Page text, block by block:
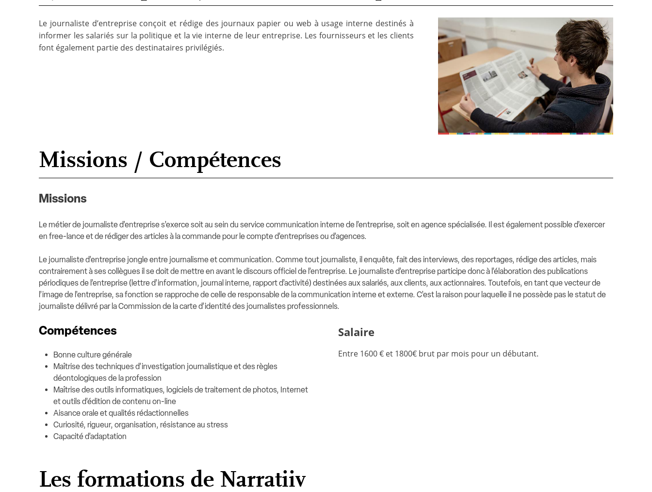
Le journaliste d’entreprise conçoit et rédige des journaux papier ou web à usage interne destinés à
informer les salariés sur la politique et la vie interne de leur entreprise. Les fournisseurs et les clients
font également partie des destinataires privilégiés.
Missions / Compétences
Missions
Le métier de journaliste d’entreprise s’exerce soit au sein du service communication interne de l’entreprise, soit en agence spécialisée. Il est également possible d’exercer
en free-lance et de rédiger des articles à la commande pour le compte d’entreprises ou d’agences.
Le journaliste d’entreprise jongle entre journalisme et communication. Comme tout journaliste, il enquête, fait des interviews, des reportages, rédige des articles, mais
contrairement à ses collègues il se doit de mettre en avant le discours officiel de l’entreprise. Le journaliste d’entreprise participe donc à l’élaboration des publications
périodiques de l’entreprise (lettre d’information, journal interne, rapport d’activité) destinées aux salariés, aux clients, aux actionnaires. Toutefois, en tant que vecteur de
l’image de l’entreprise, sa fonction se rapproche de celle de responsable de la communication interne et externe. C’est la raison pour laquelle il ne possède pas le statut de
journaliste délivré par la Commission de la carte d’identité des journalistes professionnels.
Compétences
Bonne culture générale
Maîtrise des techniques d’investigation journalistique et des règles
déontologiques de la profession
Maîtrise des outils informatiques, logiciels de traitement de photos, Internet
et outils d’édition de contenu on-line
Aisance orale et qualités rédactionnelles
Curiosité, rigueur, organisation, résistance au stress
Capacité d’adaptation
Salaire
Entre 1600 € et 1800€ brut par mois pour un débutant.
Les formations de Narratiiv